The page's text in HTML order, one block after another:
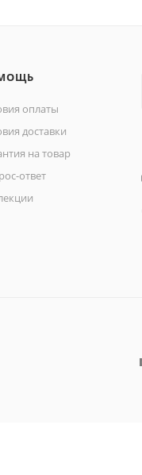
оплаты
доставки
на товар
ответ